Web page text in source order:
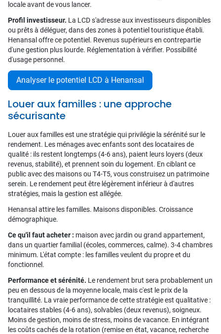
locale avant de vous lancer.
Profil investisseur. La LCD s'adresse aux investisseurs disponibles
ou prêts à déléguer, dans des zones à potentiel touristique établi.
Henansal offre ce potentiel. Revenus supérieurs en contrepartie
d'une gestion plus lourde. Réglementation à vérifier. Possibilité
d'usage personnel.
Analyser le potentiel LCD à Henansal
Louer aux familles : une approche
sécurisante
Louer aux familles est une stratégie qui privilégie la sérénité sur le
rendement. Les ménages avec enfants sont des locataires de
qualité : ils restent longtemps (4-6 ans), paient leurs loyers (deux
revenus, stabilité), et prennent soin du logement. En ciblant ce
public avec des maisons ou T4-T5, vous construisez un patrimoine
serein. Le rendement peut être légèrement inférieur à d'autres
stratégies, mais la gestion est allégée.
Henansal attire les familles. Maisons disponibles. Croissance
démographique.
Ce qu'il faut acheter : maison avec jardin ou grand appartement,
dans un quartier familial (écoles, commerces, calme). 3-4 chambres
minimum. L'état compte : les familles veulent du propre et du
fonctionnel.
Performance et sérénité. Le rendement brut sera probablement un
peu en dessous de la moyenne locale, mais c'est le prix de la
tranquillité. La vraie performance de cette stratégie est qualitative :
locataires stables (4-6 ans), solvables (deux revenus), soigneux.
Moins de gestion, moins de stress, moins de vacance. En intégrant
les coûts cachés de la rotation (remise en état, vacance, recherche